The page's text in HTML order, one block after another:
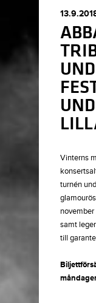
Vinterns
turnén
samt
till